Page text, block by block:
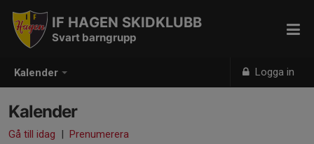
Kalender Logga in
IF HAGEN SKIDKLUBB
Svart barngrupp
Kalender
Gå till idag | Prenumerera